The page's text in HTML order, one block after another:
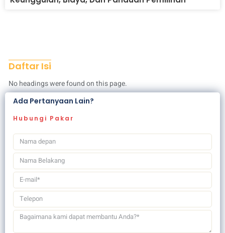
Daftar Isi
No headings were found on this page.
Ada Pertanyaan Lain?
Hubungi Pakar